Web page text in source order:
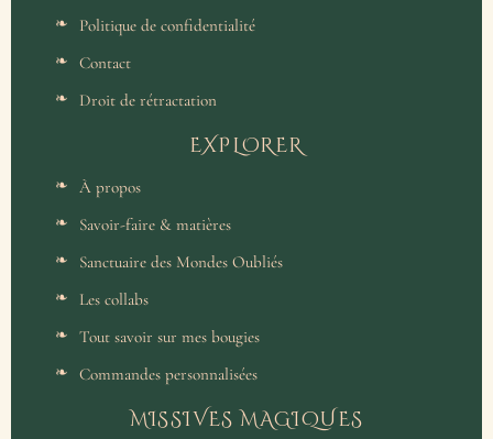
Politique de confidentialité
Contact
Droit de rétractation
EXPLORER
À propos
Savoir-faire & matières
Sanctuaire des Mondes Oubliés
Les collabs
Tout savoir sur mes bougies
Commandes personnalisées
MISSIVES MAGIQUES